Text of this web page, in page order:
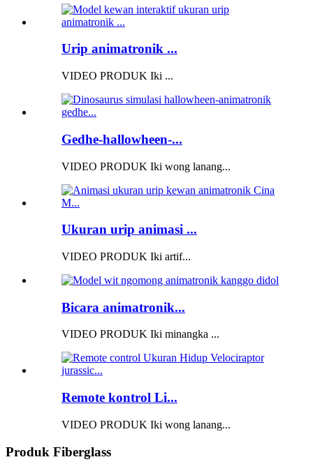
Urip animatronik ...
VIDEO PRODUK Iki ...
Gedhe-hallowheen-...
VIDEO PRODUK Iki wong lanang...
Ukuran urip animasi ...
VIDEO PRODUK Iki artif...
Bicara animatronik...
VIDEO PRODUK Iki minangka ...
Remote kontrol Li...
VIDEO PRODUK Iki wong lanang...
Produk Fiberglass